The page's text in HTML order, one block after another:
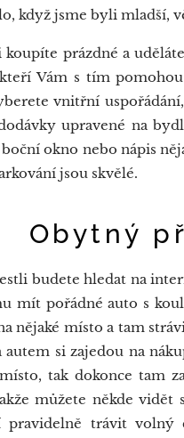
když jsme byli mladší,
prázdné a
Vám s tím
vnitřní
upravené na
okno nebo nápis
jsou skvělé.
budete hledat na
mít pořádné auto s
nějaké místo a tam
si zajedou na
tak dokonce tam
můžete někde vidět
trávit volný